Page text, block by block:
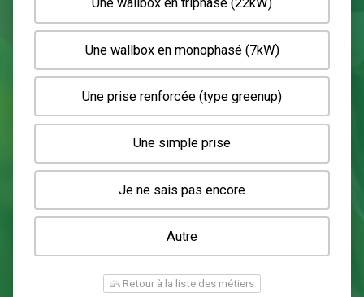
Quel type de borne souhaitez-
installer ?
Une wallbox en triphasé (22kW)
Une wallbox en monophasé (7kW)
Une prise renforcée (type greenup)
Une simple prise